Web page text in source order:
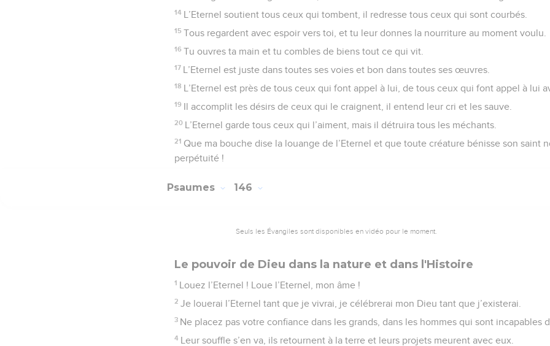
14 L’Eternel soutient tous ceux qui tombent, il redresse tous ceux qui sont courbés.
15 Tous regardent avec espoir vers toi, et tu leur donnes la nourriture au moment voulu.
16 Tu ouvres ta main et tu combles de biens tout ce qui vit.
17 L’Eternel est juste dans toutes ses voies et bon dans toutes ses œuvres.
18 L’Eternel est près de tous ceux qui font appel à lui, de tous ceux qui font appel à lui
19 Il accomplit les désirs de ceux qui le craignent, il entend leur cri et les sauve.
20 L’Eternel garde tous ceux qui l’aiment, mais il détruira tous les méchants.
21 Que ma bouche dise la louange de l’Eternel et que toute créature bénisse son saint
perpétuité !
Psaumes 146
Seuls les Évangiles sont disponibles en vidéo pour le moment.
Le pouvoir de Dieu dans la nature et dans l'Histoire
1 Louez l’Eternel ! Loue l’Eternel, mon âme !
2 Je louerai l’Eternel tant que je vivrai, je célébrerai mon Dieu tant que j’existerai.
3 Ne placez pas votre confiance dans les grands, dans les hommes qui sont incapables
4 Leur souffle s’en va, ils retournent à la terre et leurs projets meurent avec eux.